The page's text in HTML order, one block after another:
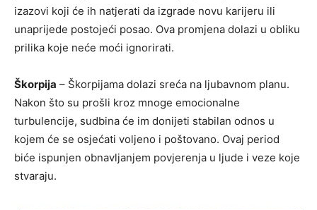
izazovi koji će ih natjerati da izgrade novu karijeru ili
unaprijede postojeći posao. Ova promjena dolazi u obliku
prilika koje neće moći ignorirati.
Škorpija – Škorpijama dolazi sreća na ljubavnom planu.
Nakon što su prošli kroz mnoge emocionalne
turbulencije, sudbina će im donijeti stabilan odnos u
kojem će se osjećati voljeno i poštovano. Ovaj period
biće ispunjen obnavljanjem povjerenja u ljude i veze koje
stvaraju.